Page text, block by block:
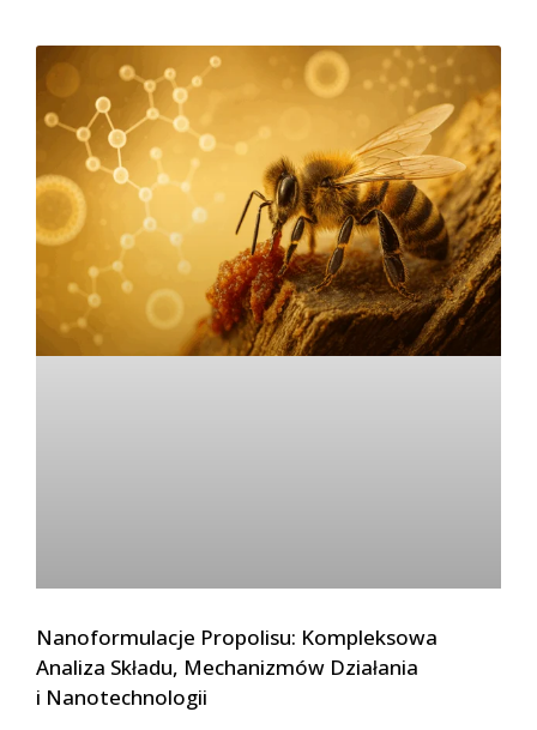
Nanoformulacje Propolisu: Kompleksowa
Analiza Składu, Mechanizmów Działania
i Nanotechnologii